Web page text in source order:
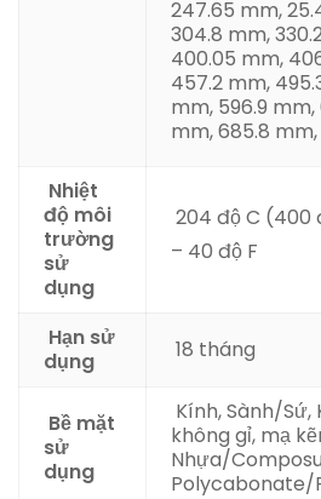
247.65 mm,
304.8 mm,
400.05 mm,
457.2 mm,
mm, 596.9 mm
mm, 685.8 mm
Nhiệt
độ môi
trường
sử
dụng
204 độ C (400
– 40 độ F
Hạn sử
dụng
18 tháng
Bề mặt
sử
dụng
Kính, Sành/
không gỉ, mạ
Nhựa/
Polycabonate/